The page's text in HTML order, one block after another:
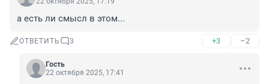
а есть ли смысл в этом...
ОТВЕТИТЬ 3 +3 –2
Гость
22 октября 2025, 17:41